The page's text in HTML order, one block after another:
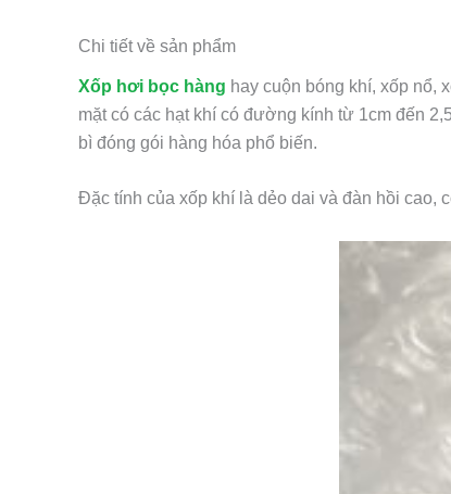
Chi tiết về sản phẩm
Xốp hơi bọc hàng hay cuộn bóng khí, xốp nổ,
mặt có các hạt khí có đường kính từ 1cm đến
bì đóng gói hàng hóa phổ biến.
Đặc tính của xốp khí là dẻo dai và đàn hồi cao,